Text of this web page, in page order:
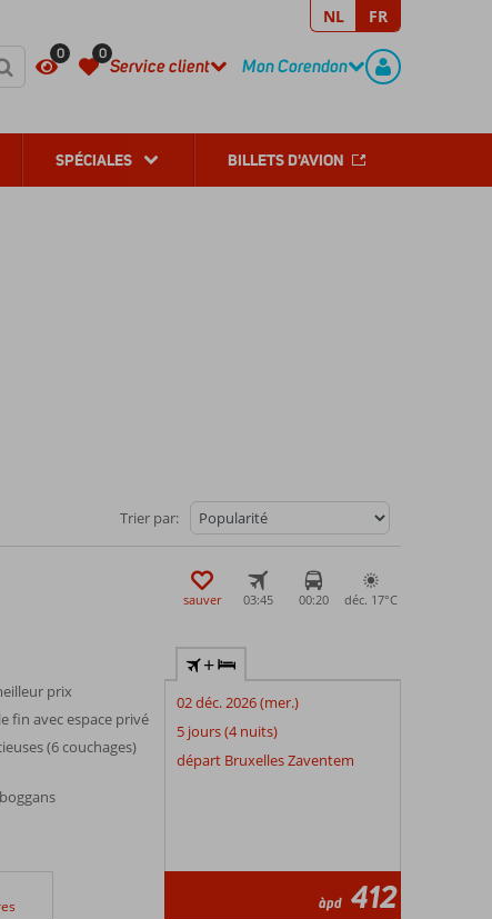
0 0
Service client
CONTACT
Mon Corendon
REGISTERNL FR
SPÉCIALES BILLETS D'AVION
Trier par:
sauver 03:45 00:20 déc. 17°C
prix
fin avec espace privé
(6 couchages)
+
02 déc. 2026 (mer.)
5 jours (4 nuits)
départ Bruxelles Zaventem
àpd 412